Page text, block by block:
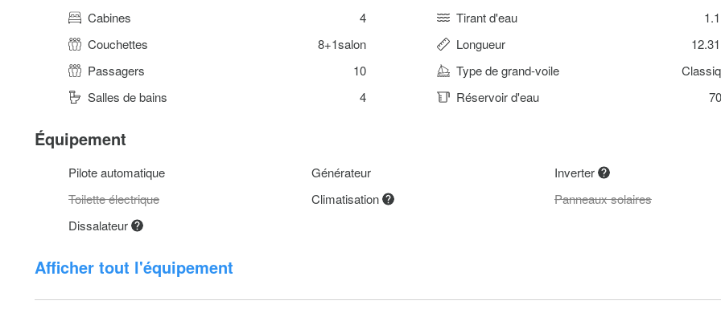
Cabines
4 Tirant d'eau
Couchettes
8+1salon Longueur
Passagers
10 Type de grand-voile
Salles de bains
4 Réservoir d'eau
Équipement
Pilote automatique Générateur
Inverter
Toilette électrique
Climatisation
Panneaux solaires
Dissalateur
Afficher tout l'équipement